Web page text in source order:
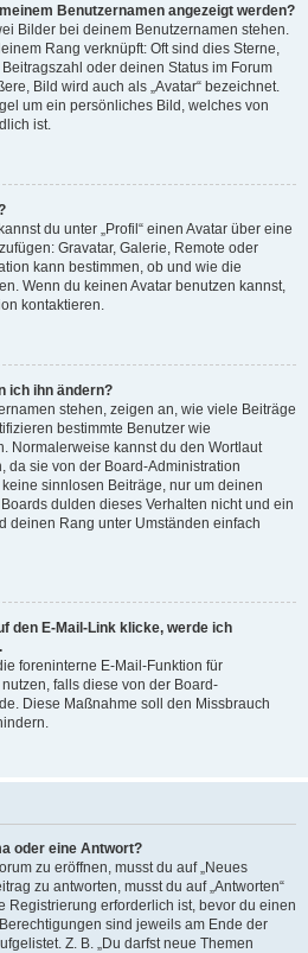
Benutzernamen angezeigt werden?
Bilder bei deinem Benutzernamen stehen.
Rang verknüpft: Oft sind dies Sterne,
oder deinen Status im Forum
Bild wird auch als „Avatar“ bezeichnet.
um ein persönliches Bild, welches von
ist.
du unter „Profil“ einen Avatar über eine
Gravatar, Galerie, Remote oder
kann bestimmen, ob und wie die
Wenn du keinen Avatar benutzen kannst,
kontaktieren.
ich ihn ändern?
stehen, zeigen an, wie viele Beiträge
bestimmte Benutzer wie
Normalerweise kannst du den Wortlaut
da sie von der Board-Administration
sinnlosen Beiträge, nur um deinen
dulden dieses Verhalten nicht und ein
deinen Rang unter Umständen einfach
den E-Mail-Link klicke, werde ich
foreninterne E-Mail-Funktion für
falls diese von der Board-
Diese Maßnahme soll den Missbrauch
oder eine Antwort?
zu eröffnen, musst du auf „Neues
zu antworten, musst du auf „Antworten“
Registrierung erforderlich ist, bevor du einen
sind jeweils am Ende der
Z. B. „Du darfst neue Themen